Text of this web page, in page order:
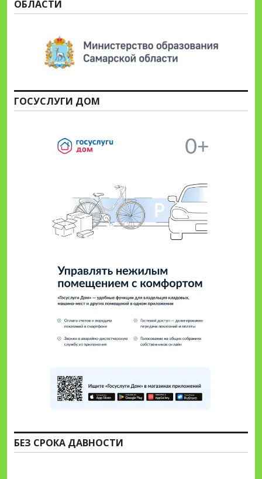
ОБЛАСТИ
ГОСУСЛУГИ ДОМ
БЕЗ СРОКА ДАВНОСТИ